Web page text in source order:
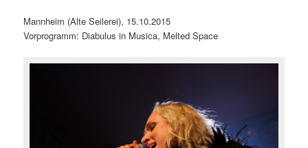
Mannheim (Alte Seilerei), 15.10.2015
Vorprogramm: Diabulus in Musica, Melted Space